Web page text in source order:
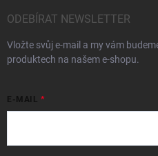
ODEBÍRAT NEWSLETTER
Vložte svůj e-mail a my vám
produktech na našem e-shopu.
E-MAIL